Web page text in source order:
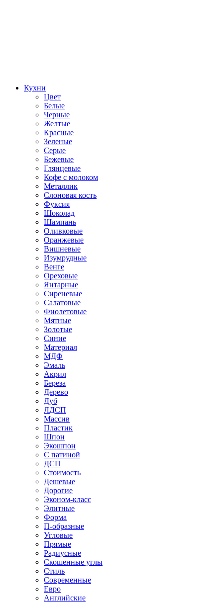
Кухни
Цвет
Белые
Черные
Желтые
Красные
Зеленые
Серые
Бежевые
Глянцевые
Кофе с молоком
Металлик
Слоновая кость
Фуксия
Шоколад
Шампань
Оливковые
Оранжевые
Вишневые
Изумрудные
Венге
Ореховые
Янтарные
Сиреневые
Салатовые
Фиолетовые
Мятные
Золотые
Синие
Материал
МДФ
Эмаль
Акрил
Береза
Дерево
Дуб
ЛДСП
Массив
Пластик
Шпон
Экошпон
С патиной
ДСП
Стоимость
Дешевые
Дорогие
Эконом-класс
Элитные
Форма
П-образные
Угловые
Прямые
Радиусные
Скошенные углы
Стиль
Современные
Евро
Английские